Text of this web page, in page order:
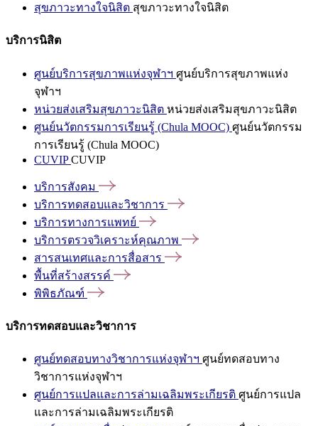
สุขภาวะทางใจนิสิต สุขภาวะทางใจนิสิต
บริการนิสิต
ศูนย์บริการสุขภาพแห่งจุฬาฯ ศูนย์บริการสุขภาพแห่ง
จุฬาฯ
หน่วยส่งเสริมสุขภาวะนิสิต หน่วยส่งเสริมสุขภาวะนิสิต
ศูนย์นวัตกรรมการเรียนรู้ (Chula MOOC) ศูนย์นวัตกรรม
การเรียนรู้ (Chula MOOC)
CUVIPCUVIP
บริการสังคม
บริการทดสอบและวิชาการ
บริการทางการแพทย์
บริการตรวจวิเคราะห์คุณภาพ
สารสนเทศและการสื่อสาร
พื้นที่สร้างสรรค์
พิพิธภัณฑ์
บริการทดสอบและวิชาการ
ศูนย์ทดสอบทางวิชาการแห่งจุฬาฯ ศูนย์ทดสอบทาง
วิชาการแห่งจุฬาฯ
ศูนย์การแปลและการล่ามเฉลิมพระเกียรติ ศูนย์การแปล
และการล่ามเฉลิมพระเกียรติ